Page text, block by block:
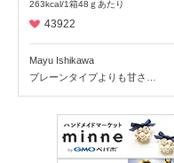
回収情報
読み物
商品ピックアップ